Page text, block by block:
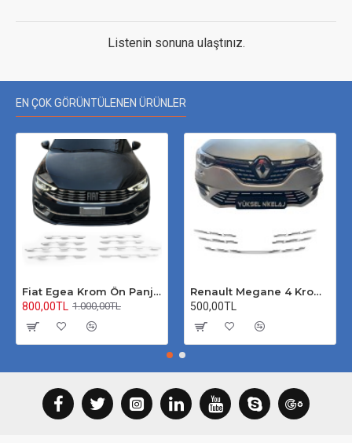
Listenin sonuna ulaştınız.
EN ÇOK GÖRÜNTÜLENEN ÜRÜNLER
Fiat Egea Krom Ön Panjur 2020 Üzeri Uyumlu
800,00TL 1.000,00TL
Renault Megane 4 Krom Ön Panjur 2020 Üzeri
500,00TL